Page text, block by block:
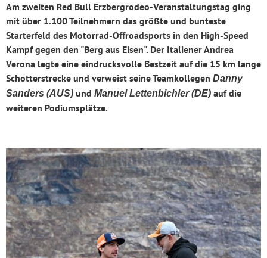
Am zweiten Red Bull Erzbergrodeo-Veranstaltungstag ging
mit über 1.100 Teilnehmern das größte und bunteste
Starterfeld des Motorrad-Offroadsports in den High-Speed
Kampf gegen den "Berg aus Eisen". Der Italiener Andrea
Verona legte eine eindrucksvolle Bestzeit auf die 15 km lange
Schotterstrecke und verweist seine Teamkollegen Danny
Sanders (AUS) und Manuel Lettenbichler (DE) auf die
weiteren Podiumsplätze.